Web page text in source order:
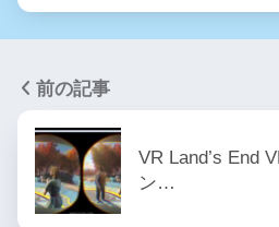
前の記事
VR Land’s End
ン…